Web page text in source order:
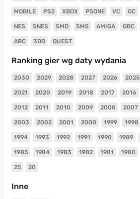
MOBILE PS2 XBOX PSONE VC GC
NES SNES SMD SMS AMIGA GBC
ARC 3DO QUEST
Ranking gier wg daty wydania
2030 2029 2028 2027 2026 2025
2021 2020 2019 2018 2017 2016
2012 2011 2010 2009 2008 2007
2003 2002 2001 2000 1999 1998
1994 1993 1992 1991 1990 1989
1985 1984 1983 1982 1981 1980
25 20
Inne